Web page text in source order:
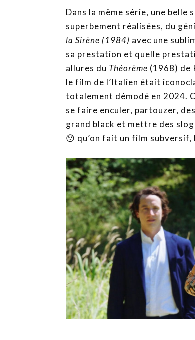
Dans la même série, une belle
superbement réalisées, du
la Sirène (1984) avec une
sa prestation et quelle
allures du Théorème (1968) de
le film de l’Italien était
totalement démodé en 2024.
se faire enculer, partouzer,
grand black et mettre des
😯 qu’on fait un film